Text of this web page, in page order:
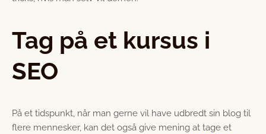
Tag på et kursus i
SEO
På et tidspunkt, når man gerne vil have udbredt sin blog til
flere mennesker, kan det også give mening at tage et